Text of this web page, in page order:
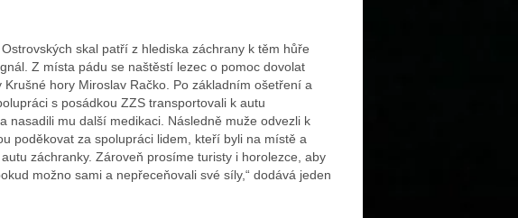
skal patří z hlediska záchrany k těm hůře
Z místa pádu se naštěstí lezec o pomoc dovolat
hory Miroslav Račko. Po základním ošetření a
s posádkou ZZS transportovali k autu
nasadili mu další medikaci. Následně muže odvezli k
poděkovat za spolupráci lidem, kteří byli na místě a
záchranky. Zároveň prosíme turisty i horolezce, aby
možno sami a nepřeceňovali své síly,“ dodává jeden